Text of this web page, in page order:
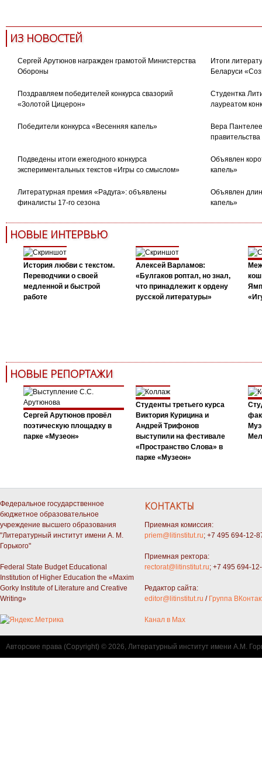
ИЗ НОВОСТЕЙ
Сергей Арутюнов награжден грамотой Министерства
Обороны
Итоги
Беларуси
Поздравляем победителей конкурса свазорий
«Золотой Цицерон»
Студентка
лауреатом
Победители конкурса «Весенняя капель»
Вера
Подведены итоги ежегодного конкурса
экспериментальных текстов «Игры со смыслом»
Объявлен
капель»
Литературная премия «Радуга»: объявлены
финалисты 17-го сезона
Объявлен
капель»
НОВЫЕ ИНТЕРВЬЮ
История любви с текстом.
Переводчики о своей
медленной и быстрой
работе
Алексей Варламов:
«Булгаков роптал, но знал,
что принадлежит к ордену
русской литературы»
НОВЫЕ РЕПОРТАЖИ
Сергей Арутюнов провёл
поэтическую площадку в
парке «Музеон»
Студенты третьего курса
Виктория Курицина и
Андрей Трифонов
выступили на фестивале
«Пространство Слова» в
парке «Музеон»
Федеральное государственное
бюджетное образовательное
учреждение высшего образования
"Литературный институт имени А. М.
Горького"
Federal State Budget Educational
Institution of Higher Education the «Maxim
Gorky Institute of Literature and Creative
Writing»
КОНТАКТЫ
Приемная комиссия:
priem@litinstitut.ru; +7 495 694-12-
Приемная ректора:
rectorat@litinstitut.ru; +7 495 694-
Редактор сайта:
editor@litinstitut.ru / Группа
Канал в Max
Авторские права (Copyright) © 2026, Литературный институт имени А.М.